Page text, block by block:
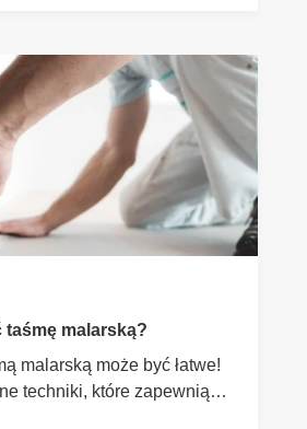
malarską?
malarską może być łatwe!
techniki, które zapewnią